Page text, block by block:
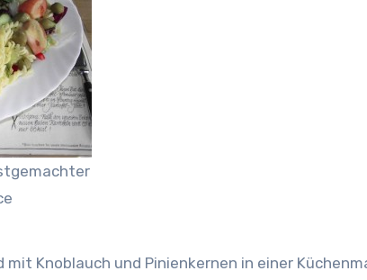
Knoblauch und Pinienkernen in einer